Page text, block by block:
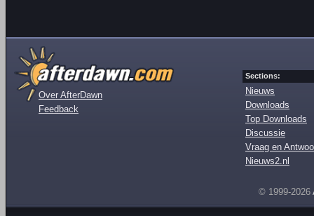
Over AfterDawn
Feedback
Sections:
Nieuws
Downloads
Top Downloads
Discussie
Vraag en
Nieuws2.nl
© 1999-2026